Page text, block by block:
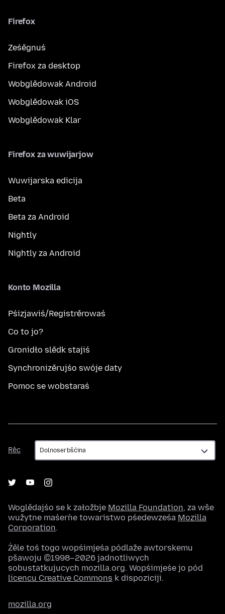
Firefox
Ześěgnuś
Firefox za desktop
Wobglědowak Android
Wobglědowak iOS
Wobglědowak Klar
Firefox za wuwijarjow
Wuwijarska edicija
Beta
Beta za Android
Nightly
Nightly za Android
Konto Mozilla
Pśizjawiś/Registrěrowaś
Co to jo?
Gronidło slědk stajiś
Synchronizěrujśo swóje daty
Pomoc se wobstaraś
Rěc
Rěc
Woglědajśo se k załožbje Mozilla Foundation, za wše
wužytne maśeŕne towaristwo pśedewześa Mozilla
Corporation.
Źěle toś togo wopśimjeśa pódlaže awtorskemu
pšawoju ©1998–2026 jadnotliwych
sobustatkujucych mozilla.org. Wopśimjeśe jo pód
licencu Creative Commons k dispoziciji.
mozilla.org